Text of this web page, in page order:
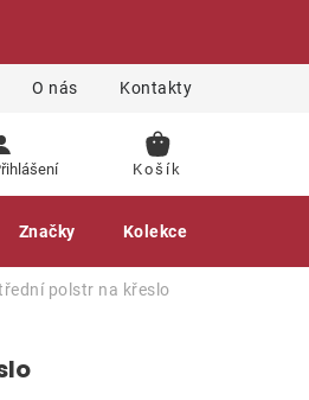
O nás Kontakty
NÁKUPNÍ
Gastro produkty
Značky Kolekce
polstr na křeslo